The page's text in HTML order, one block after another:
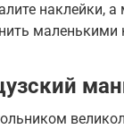
наклейки,